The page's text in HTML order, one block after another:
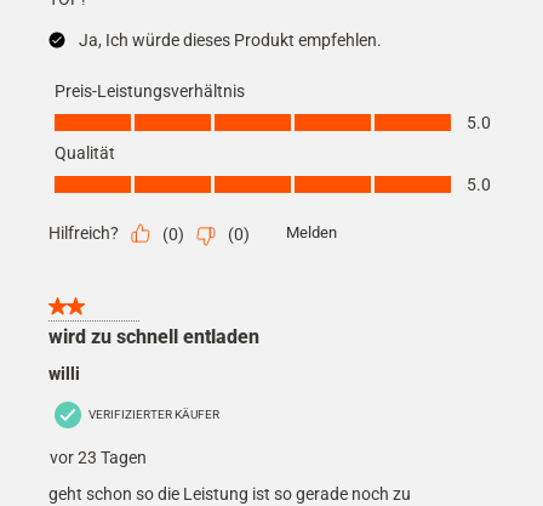
Ja, Ich würde dieses Produkt empfehlen.
Preis-Leistungsverhältnis
Preis-Leistungsverhältnis, 5.0 von 5
5.0
Qualität
Qualität, 5.0 von 5
5.0
Hilfreich? (0) (0) Melden
2 von 5 Sternen.
wird zu schnell entladen
willi
VERIFIZIERTER KÄUFER
vor 23 Tagen
geht schon so die Leistung ist so gerade noch zu